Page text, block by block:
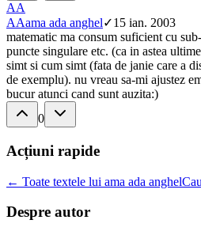
AA
AAama ada anghel✓15 ian. 2003
matematic ma consum suficient cu
puncte singulare etc. (ca in astea
simt si cum simt (fata de janie care a
de exemplu). nu vreau sa-mi ajustez
bucur atunci cand sunt auzita:)
0
Acțiuni rapide
← Toate textele lui ama ada anghel
Despre autor